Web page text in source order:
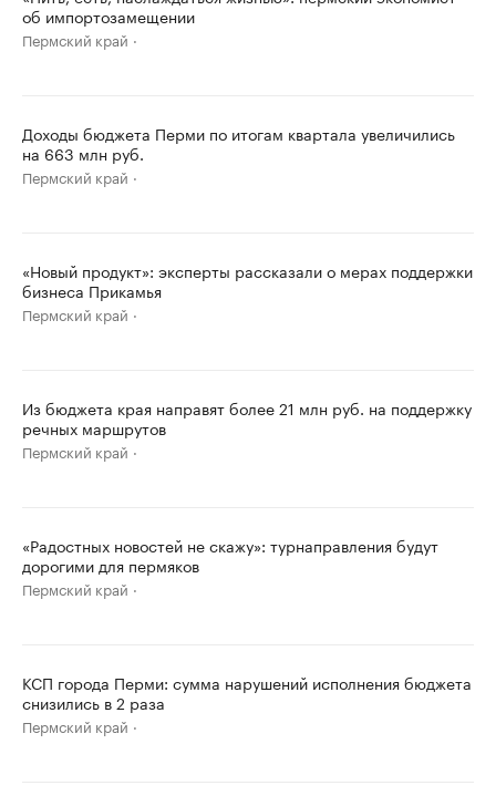
об импортозамещении
Пермский край
Доходы бюджета Перми по итогам квартала увеличились
на 663 млн руб.
Пермский край
«Новый продукт»: эксперты рассказали о мерах поддержки
бизнеса Прикамья
Пермский край
Из бюджета края направят более 21 млн руб. на поддержку
речных маршрутов
Пермский край
«Радостных новостей не скажу»: турнаправления будут
дорогими для пермяков
Пермский край
КСП города Перми: сумма нарушений исполнения бюджета
снизились в 2 раза
Пермский край